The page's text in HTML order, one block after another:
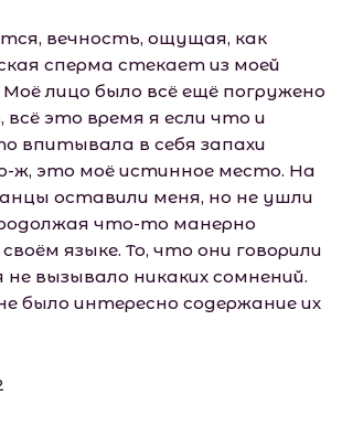
вечность, ощущая, как
сперма стекает из моей
лицо было всё ещё погружено
это время я если что и
впитывала в себя запахи
ж, это моё истинное место. На
оставили меня, но не ушли
что-то манерно
языке. То, что они говорили
не вызывало никаких сомнений.
было интересно содержание их